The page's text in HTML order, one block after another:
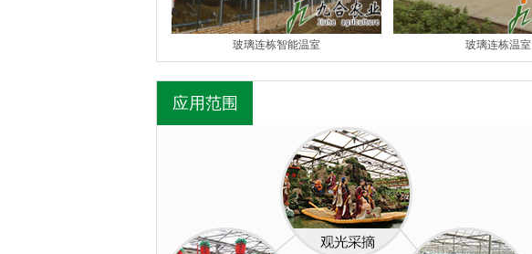
玻璃连栋智能温室 玻璃连栋温室
应用范围